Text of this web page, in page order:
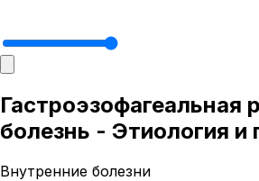
Гастроэзофагеальная
болезнь - Этиология и
Внутренние болезни